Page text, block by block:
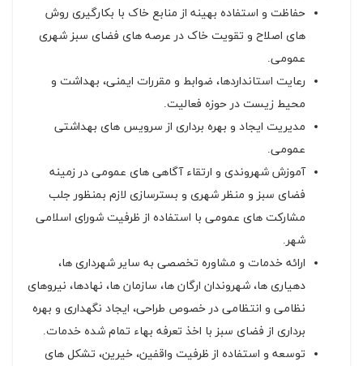
حفاظت و استفاده بهینه از منابع خاک با بکارگیری روش
های اصلاح و تقویت خاک در عرصه های فضای سبز شهری
عمومی.
رعایت استانداردها، ضوابط و مقررات ایمنی، بهداشت و
محیط زیست در حوزه فعالیت.
مدیریت ایجاد و بهره برداری از سرویس های بهداشتی
عمومی.
آموزش شهروندی و ارتقاء آگاهی های عمومی در زمینه
فضای سبز و منظر شهری و بسترسازی لازم بمنظور جلب
مشارکت های عمومی با استفاده از ظرفیت شورای اسلامی
شهر.
ارائه خدمات و مشاوره تخصصی به سایر شهرداری ها،
دهیاری ها، شهروندان ارگان ها، سازمان ها، نهادها، نیروهای
نظامی و انتظامی در خصوص طراحی، ایجاد نگهداری و بهره
برداری از فضای سبز با اخذ تعرفه بهاء تمام شده خدمات.
توسعه و استفاده از ظرفیت واقفین، خیرین، تشکل های